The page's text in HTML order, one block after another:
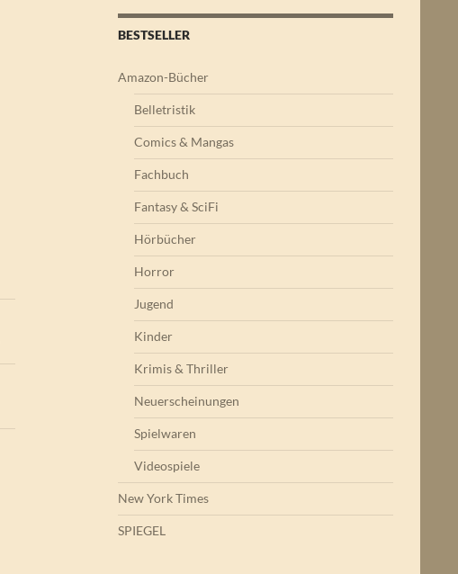
BESTSELLER
Amazon-Bücher
Belletristik
Comics & Mangas
Fachbuch
Fantasy & SciFi
Hörbücher
Horror
Jugend
Kinder
Krimis & Thriller
Neuerscheinungen
Spielwaren
Videospiele
New York Times
SPIEGEL